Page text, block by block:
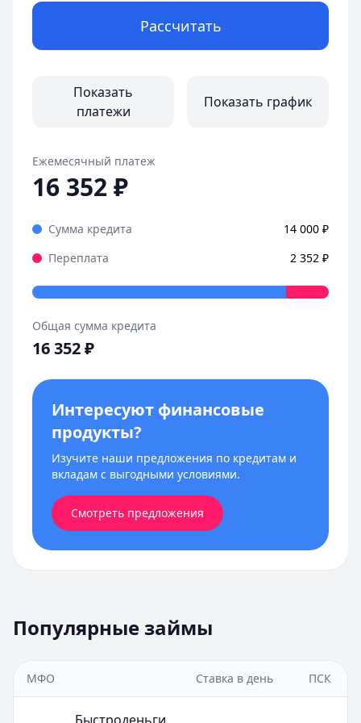
Рассчитать
Показать
платежи
Показать график
Ежемесячный платеж
16 352₽
Сумма кредита 14 000 ₽
Переплата
2 352 ₽
Общая сумма кредита
16 352₽
Интересуют финансовые
продукты?
Изучите наши предложения по кредитам и
вкладам с выгодными условиями.
Смотреть предложения
Популярные займы
МФО Ставка в день ПСК